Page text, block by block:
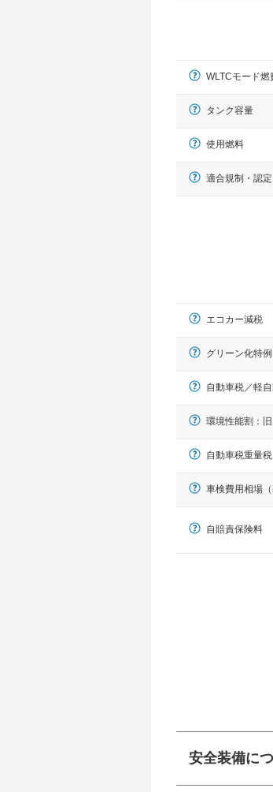
幅 5,000mmと
WLTCモード燃
タンク容量
使用燃料
適合規制・認
エコカー減税
グリーン化特例
自動車税／軽
環境性能割：
自動車税重量税
車検費用相場（
自賠責保険料
安全装備に